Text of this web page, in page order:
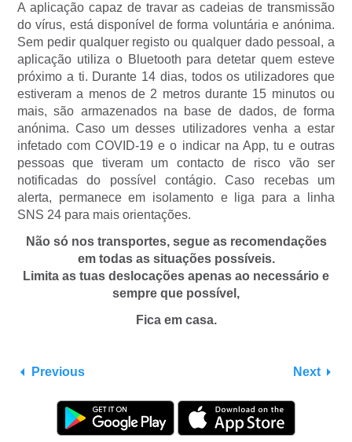
A aplicação capaz de travar as cadeias de transmissão
do vírus, está disponível de forma voluntária e anónima.
Sem pedir qualquer registo ou qualquer dado pessoal, a
aplicação utiliza o Bluetooth para detetar quem esteve
próximo a ti. Durante 14 dias, todos os utilizadores que
estiveram a menos de 2 metros durante 15 minutos ou
mais, são armazenados na base de dados, de forma
anónima. Caso um desses utilizadores venha a estar
infetado com COVID-19 e o indicar na App, tu e outras
pessoas que tiveram um contacto de risco vão ser
notificadas do possível contágio. Caso recebas um
alerta, permanece em isolamento e liga para a linha
SNS 24 para mais orientações.
Não só nos transportes, segue as recomendações
em todas as situações possíveis.
Limita as tuas deslocações apenas ao necessário e
sempre que possível,
Fica em casa.
Previous Next